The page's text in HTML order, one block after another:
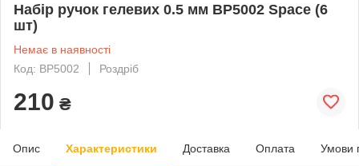
Набір ручок гелевих 0.5 мм BP5002 Space (6
шт)
Немає в наявності
Код: BP5002
Роздріб
210 ₴
Опис Характеристики Доставка Оплата Умови